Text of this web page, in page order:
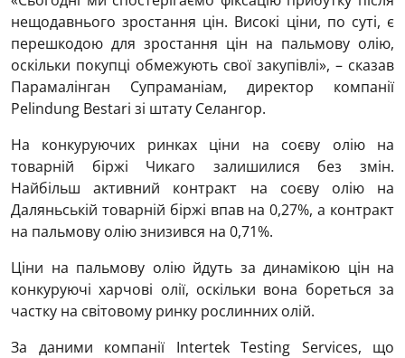
нещодавнього зростання цін. Високі ціни, по суті, є
перешкодою для зростання цін на пальмову олію,
оскільки покупці обмежують свої закупівлі», – сказав
Парамалінган Супраманіам, директор компанії
Pelindung Bestari зі штату Селангор.
На конкуруючих ринках ціни на соєву олію на
товарній біржі Чикаго залишилися без змін.
Найбільш активний контракт на соєву олію на
Даляньській товарній біржі впав на 0,27%, а контракт
на пальмову олію знизився на 0,71%.
Ціни на пальмову олію йдуть за динамікою цін на
конкуруючі харчові олії, оскільки вона бореться за
частку на світовому ринку рослинних олій.
За даними компанії Intertek Testing Services, що